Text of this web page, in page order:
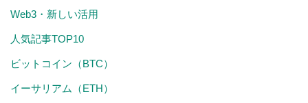
Web3・新しい活用
人気記事TOP10
ビットコイン（BTC）
イーサリアム（ETH）